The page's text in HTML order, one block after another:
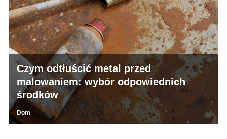
Czym odtłuścić metal przed
malowaniem: wybór odpowiednich
środków
Dom